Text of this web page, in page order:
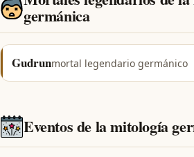
germánica
Gudrunmortal legendario germánico
Eventos de la mitología